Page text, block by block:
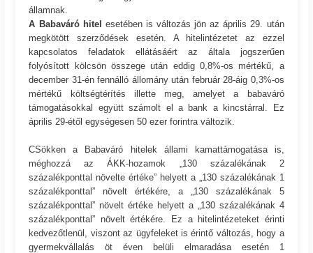
államnak.
A Babaváró hitel esetében is változás jön az április 29. után
megkötött szerződések esetén. A hitelintézetet az ezzel
kapcsolatos feladatok ellátásáért az általa jogszerűen
folyósított kölcsön összege után eddig 0,8%-os mértékű, a
december 31-én fennálló állomány után február 28-áig 0,3%-os
mértékű költségtérítés illette meg, amelyet a babaváró
támogatásokkal együtt számolt el a bank a kincstárral. Ez
április 29-étől egységesen 50 ezer forintra változik.
CSökken a Babaváró hitelek állami kamattámogatása is,
méghozzá az ÁKK-hozamok „130 százalékának 2
százalékponttal növelte értéke” helyett a „130 százalékának 1
százalékponttal” növelt értékére, a „130 százalékának 5
százalékponttal” növelt értéke helyett a „130 százalékának 4
százalékponttal” növelt értékére. Ez a hitelintézeteket érinti
kedvezőtlenül, viszont az ügyfeleket is érintő változás, hogy a
gyermekvállalás öt éven belüli elmaradása esetén 1